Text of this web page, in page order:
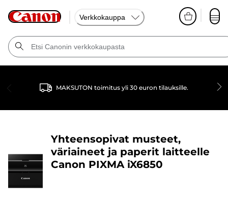
Verkkokauppa
MAKSUTON toimitus yli 30 euron tilauksille.
Yhteensopivat musteet,
väriaineet ja paperit laitteelle
Canon PIXMA iX6850